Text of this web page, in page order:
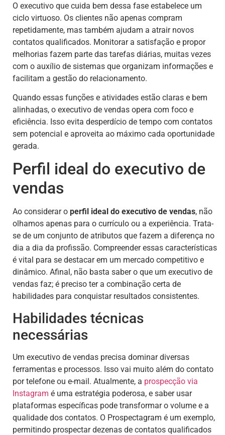
O executivo que cuida bem dessa fase estabelece um
ciclo virtuoso. Os clientes não apenas compram
repetidamente, mas também ajudam a atrair novos
contatos qualificados. Monitorar a satisfação e propor
melhorias fazem parte das tarefas diárias, muitas vezes
com o auxílio de sistemas que organizam informações e
facilitam a gestão do relacionamento.
Quando essas funções e atividades estão claras e bem
alinhadas, o executivo de vendas opera com foco e
eficiência. Isso evita desperdício de tempo com contatos
sem potencial e aproveita ao máximo cada oportunidade
gerada.
Perfil ideal do executivo de
vendas
Ao considerar o perfil ideal do executivo de vendas, não
olhamos apenas para o currículo ou a experiência. Trata-
se de um conjunto de atributos que fazem a diferença no
dia a dia da profissão. Compreender essas características
é vital para se destacar em um mercado competitivo e
dinâmico. Afinal, não basta saber o que um executivo de
vendas faz; é preciso ter a combinação certa de
habilidades para conquistar resultados consistentes.
Habilidades técnicas
necessárias
Um executivo de vendas precisa dominar diversas
ferramentas e processos. Isso vai muito além do contato
por telefone ou e-mail. Atualmente, a prospecção via
Instagram é uma estratégia poderosa, e saber usar
plataformas específicas pode transformar o volume e a
qualidade dos contatos. O Prospectagram é um exemplo,
permitindo prospectar dezenas de contatos qualificados